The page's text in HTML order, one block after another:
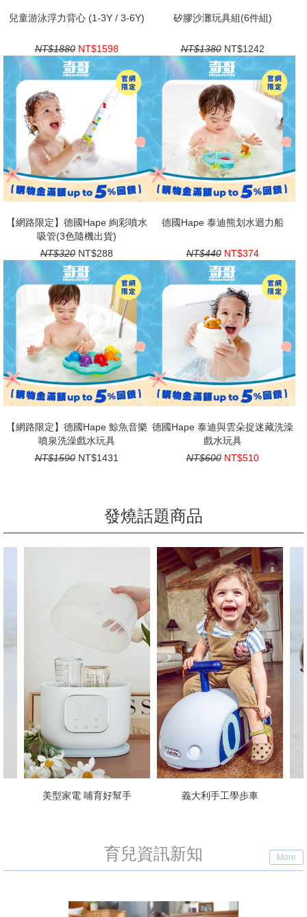
兒童游泳浮力背心 (1-3Y / 3-6Y)
NT$1880 NT$1598
矽膠沙灘玩具組(6件組)
NT$1380 NT$1242
【網路限定】德國Hape 絢彩噴水
吸管(3色隨機出貨)
NT$320 NT$288
德國Hape 泰迪熊划水迴力船
NT$440 NT$374
【網路限定】德國Hape 鯨魚音樂
噴泉洗澡戲水玩具
NT$1590 NT$1431
德國Hape 泰迪與雲朵捉迷藏洗澡
戲水玩具
NT$600 NT$510
發燒話題商品
哺育好幫手 義大利手工學步車 透氣揹帶 解放
育兒資訊新知 More